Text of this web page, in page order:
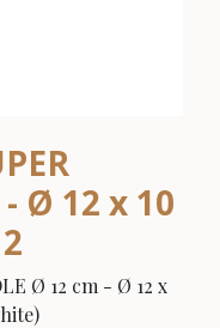
Ø 12 x 10
Ø 12 cm - Ø 12 x